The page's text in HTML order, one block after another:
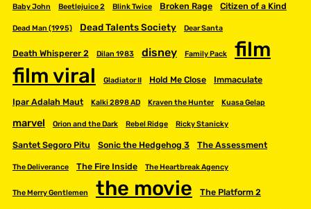
Baby John Beetlejuice 2 Blink Twice Broken Rage Citizen of a Kind
Dead Man (1995) Dead Talents Society Dear Santa
Death Whisperer 2 Dilan 1983 disney Family Pack
film
film viral
Gladiator II Hold Me Close Immaculate
Ipar Adalah Maut Kalki 2898 AD Kraven the Hunter Kuasa Gelap
marvel Orion and the Dark Rebel Ridge Ricky Stanicky
Santet Segoro Pitu Sonic the Hedgehog 3 The Assessment
The Deliverance The Fire Inside The Heartbreak Agency
The Merry Gentlemen the movie The Platform 2